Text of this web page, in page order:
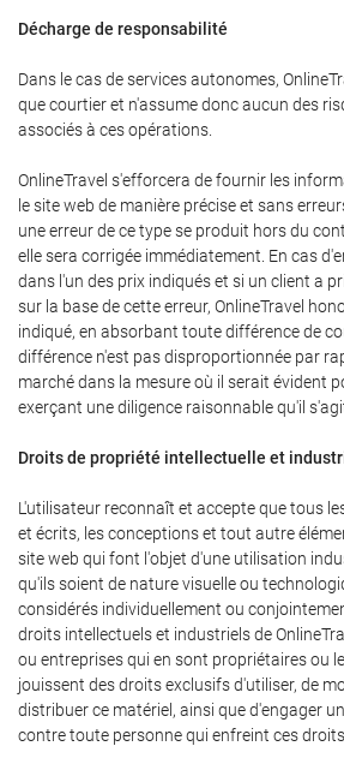
Décharge de responsabilité
Dans le cas de services autonomes,
que courtier et n'assume donc aucun des
associés à ces opérations.
OnlineTravel s'efforcera de fournir les
le site web de manière précise et sans
une erreur de ce type se produit hors du
elle sera corrigée immédiatement. En cas
dans l'un des prix indiqués et si un client a
sur la base de cette erreur, OnlineTravel
indiqué, en absorbant toute différence de
différence n'est pas disproportionnée par
marché dans la mesure où il serait évident
exerçant une diligence raisonnable qu'il
Droits de propriété intellectuelle et
L'utilisateur reconnaît et accepte que tous
et écrits, les conceptions et tout autre
site web qui font l'objet d'une utilisation
qu'ils soient de nature visuelle ou
considérés individuellement ou
droits intellectuels et industriels de
ou entreprises qui en sont propriétaires ou
jouissent des droits exclusifs d'utiliser, de
distribuer ce matériel, ainsi que d'engager
contre toute personne qui enfreint ces droits.